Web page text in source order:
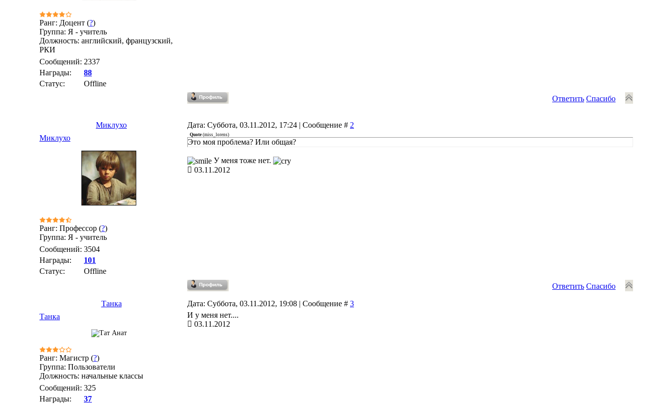
Ранг: Доцент (?)
Группа: Я - учитель
Должность: английский, французский,
РКИ
Сообщений: 2337
Награды:
88
Статус:
Offline
Ответить Спасибо
Миклухо Дата: Суббота, 03.11.2012, 17:24 | Сообщение # 2
Миклухо
Ранг: Профессор (?)
Группа: Я - учитель
Сообщений: 3504
Награды:
101
Статус:
Offline
Quote (miss_lorens)
Это моя проблема? Или общая?
У меня тоже нет.
03.11.2012
Ответить Спасибо
Танка Дата: Суббота, 03.11.2012, 19:08 | Сообщение # 3
Танка
Ранг: Магистр (?)
Группа: Пользователи
Должность: начальные классы
Сообщений: 325
Награды:
37
И у меня нет....
03.11.2012